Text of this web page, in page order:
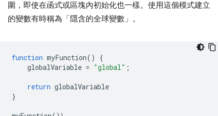
圍，即使在函式或區塊內初始化也一樣。使用這個模式建立
的變數有時稱為「隱含的全球變數」。
function myFunction()
{
globalVariable = "global" ;
return globalVariable
}